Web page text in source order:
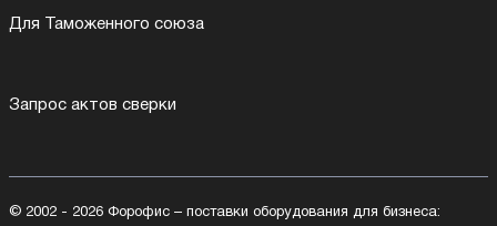
Для Таможенного союза
Запрос актов сверки
© 2002 - 2026 Форофис – поставки оборудования для бизнеса: